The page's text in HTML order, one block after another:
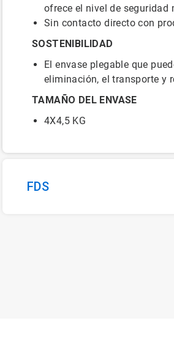
ofrece el nivel de seguridad
Sin contacto directo con
SOSTENIBILIDAD
El envase plegable que
eliminación, el transporte y
TAMAÑO DEL ENVASE
4X4,5 KG
FDS